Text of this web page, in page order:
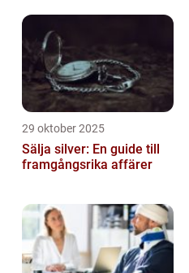
29 oktober 2025
Sälja silver: En guide till
framgångsrika affärer